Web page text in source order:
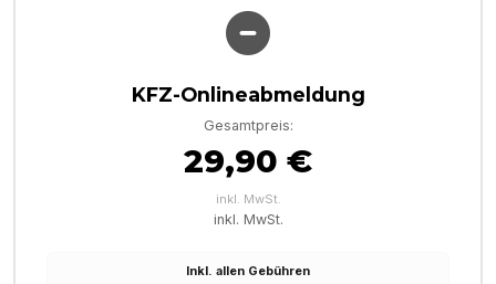
KFZ-Onlineabmeldung
Gesamtpreis:
29,90 €
inkl. MwSt.
inkl. MwSt.
Inkl. allen Gebühren